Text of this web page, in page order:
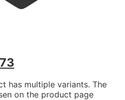
has multiple variants. The
on the product page